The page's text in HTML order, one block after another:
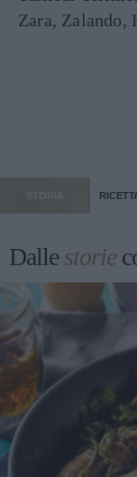
Zara,
STORIA
Dallestorie